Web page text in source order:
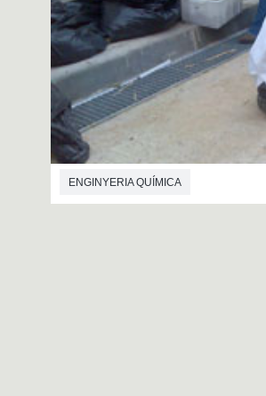
ENGINYERIA QUÍMICA